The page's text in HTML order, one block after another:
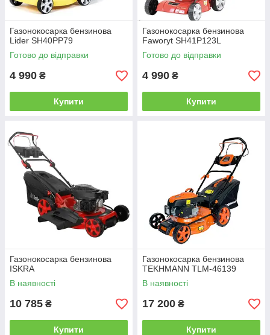
Газонокосарка бензинова
Lider SH40PP79
Готово до відправки
4 990 ₴
Купити
Газонокосарка бензинова
Faworyt SH41P123L
Готово до відправки
4 990 ₴
Купити
Газонокосарка бензинова
ISKRA
В наявності
10 785 ₴
Купити
Газонокосарка бензинова
TEKHMANN TLM-46139
В наявності
17 200 ₴
Купити